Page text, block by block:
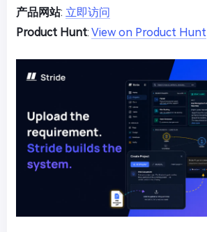
产品网站: 立即访问
Product Hunt: View on Product Hunt